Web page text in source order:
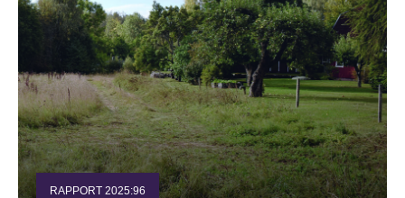
RAPPORT 2025:96